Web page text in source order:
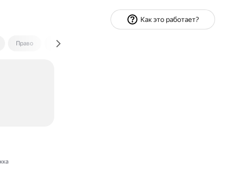
Право Экономика и финансы
Как это работает?